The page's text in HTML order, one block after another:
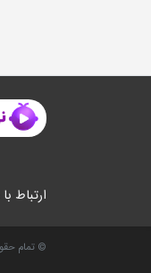
ارتباط
© تمام